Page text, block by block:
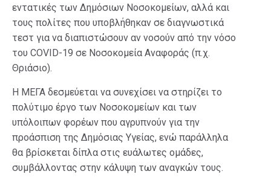
εντατικές των Δημόσιων Νοσοκομείων, αλλά και
τους πολίτες που υποβλήθηκαν σε διαγνωστικά
τεστ για να διαπιστώσουν αν νοσούν από την νόσο
του COVID-19 σε Νοσοκομεία Αναφοράς (π.χ.
Θριάσιο).
Η ΜΕΓΑ δεσμεύεται να συνεχίσει να στηρίζει το
πολύτιμο έργο των Νοσοκομείων και των
υπόλοιπων φορέων που αγρυπνούν για την
προάσπιση της Δημόσιας Υγείας, ενώ παράλληλα
θα βρίσκεται δίπλα στις ευάλωτες ομάδες,
συμβάλλοντας στην κάλυψη των αναγκών τους.